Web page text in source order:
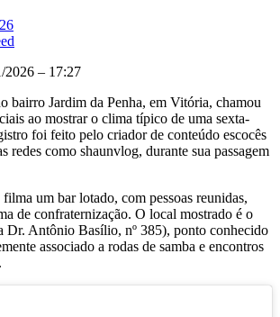
2026 – 17:27
bairro Jardim da Penha, em Vitória, chamou
ao mostrar o clima típico de uma sexta-
foi feito pelo criador de conteúdo escocês
redes como shaunvlog, durante sua passagem
um bar lotado, com pessoas reunidas,
de confraternização. O local mostrado é o
Dr. Antônio Basílio, nº 385), ponto conhecido
associado a rodas de samba e encontros